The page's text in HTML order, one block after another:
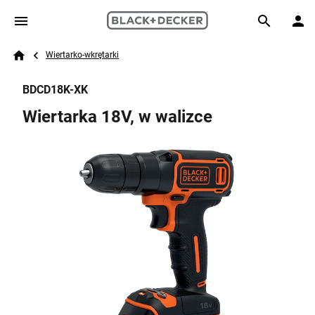
Skip to main content
Search
Breadcrumb
Wiertarko-wkrętarki
BDCD18K-XK
Wiertarka 18V, w walizce